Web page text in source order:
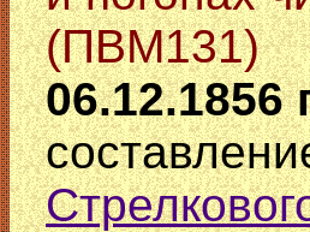
(ПВМ131)
06.12.1856